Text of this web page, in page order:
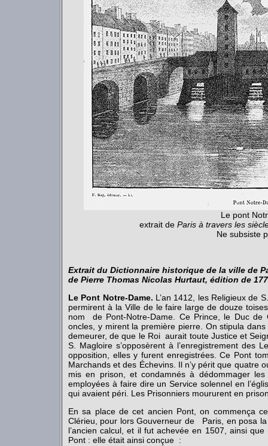
Le pont
extrait de Paris à travers les
Ne subsiste
Extrait du Dictionnaire historique de la ville de
de Pierre Thomas Nicolas Hurtaut, édition de
Le Pont Notre-Dame. L’an 1412, les Religieux de
permirent à la Ville de le faire large de douze
nom de Pont-Notre-Dame. Ce Prince, le Duc
oncles, y mirent la première pierre. On stipula dans
demeurer, de que le Roi aurait toute Justice et
S. Magloire s’opposèrent à l’enregistrement des
opposition, elles y furent enregistrées. Ce Pont
Marchands et des Échevins. Il n’y périt que quatre
mis en prison, et condamnés à dédommager
employées à faire dire un Service solennel en
qui avaient péri. Les Prisonniers moururent en
En sa place de cet ancien Pont, on commença
Clérieu, pour lors Gouverneur de Paris, en posa
l’ancien calcul, et il fut achevée en 1507, ainsi
Pont : elle était ainsi conçue :